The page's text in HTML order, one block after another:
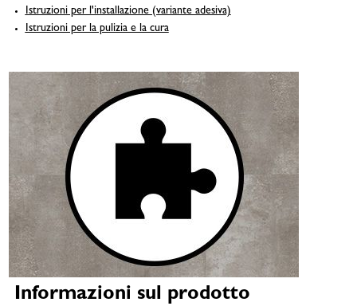
Istruzioni per l'installazione (variante adesiva)
Istruzioni per la pulizia e la cura
Informazioni sul prodotto